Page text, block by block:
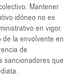
Mantener
idóneo no es
en vigor.
la envolvente en
de
sancionadores que